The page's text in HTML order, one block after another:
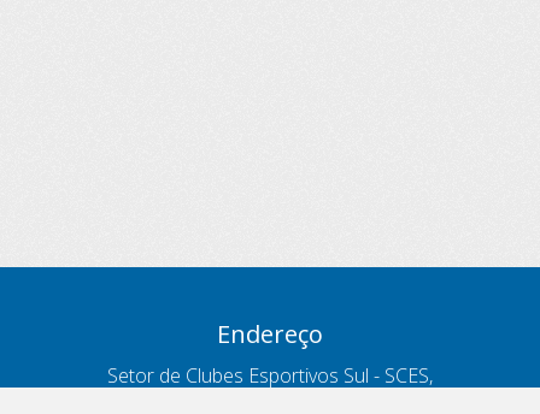
Endereço
Setor de Clubes Esportivos Sul - SCES,